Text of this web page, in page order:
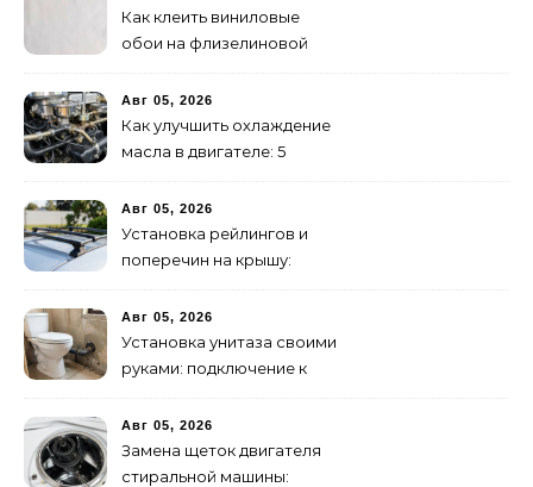
Как клеить виниловые
обои на флизелиновой
инструкция
Авг 05, 2026
Как улучшить охлаждение
масла в двигателе: 5
Авг 05, 2026
Установка рейлингов и
поперечин на крышу:
Авг 05, 2026
Установка унитаза своими
руками: подключение к
Авг 05, 2026
Замена щеток двигателя
стиральной машины: